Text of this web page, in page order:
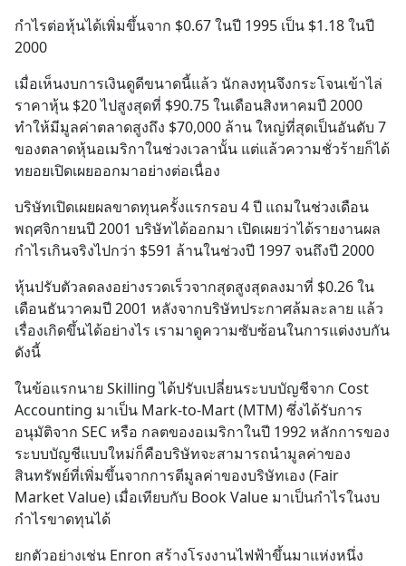
กำไรต่อหุ้นได้เพิ่มขึ้นจาก $0.67 ในปี 1995 เป็น $1.18 ในปี
2000
เมื่อเห็นงบการเงินดูดีขนาดนี้แล้ว นักลงทุนจึงกระโจนเข้าไล่
ราคาหุ้น $20 ไปสูงสุดที่ $90.75 ในเดือนสิงหาคมปี 2000
ทำให้มีมูลค่าตลาดสูงถึง $70,000 ล้าน ใหญ่ที่สุดเป็นอันดับ 7
ของตลาดหุ้นอเมริกาในช่วงเวลานั้น แต่แล้วความชั่วร้ายก็ได้
ทยอยเปิดเผยออกมาอย่างต่อเนื่อง
บริษัทเปิดเผยผลขาดทุนครั้งแรกรอบ 4 ปี แถมในช่วงเดือน
พฤศจิกายนปี 2001 บริษัทได้ออกมา เปิดเผยว่าได้รายงานผล
กำไรเกินจริงไปกว่า $591 ล้านในช่วงปี 1997 จนถึงปี 2000
หุ้นปรับตัวลดลงอย่างรวดเร็วจากสุดสูงสุดลงมาที่ $0.26 ใน
เดือนธันวาคมปี 2001 หลังจากบริษัทประกาศล้มละลาย แล้ว
เรื่องเกิดขึ้นได้อย่างไร เรามาดูความซับซ้อนในการแต่งงบกัน
ดังนี้
ในข้อแรกนาย Skilling ได้ปรับเปลี่ยนระบบบัญชีจาก Cost
Accounting มาเป็น Mark-to-Mart (MTM) ซึ่งได้รับการ
อนุมัติจาก SEC หรือ กลตของอเมริกาในปี 1992 หลักการของ
ระบบบัญชีแบบใหม่ก็คือบริษัทจะสามารถนำมูลค่าของ
สินทรัพย์ที่เพิ่มขึ้นจากการตีมูลค่าของบริษัทเอง (Fair
Market Value) เมื่อเทียบกับ Book Value มาเป็นกำไรในงบ
กำไรขาดทุนได้
ยกตัวอย่างเช่น Enron สร้างโรงงานไฟฟ้าขึ้นมาแห่งหนึ่ง